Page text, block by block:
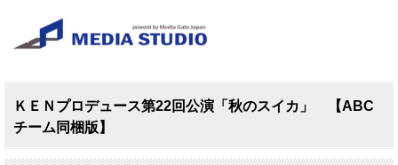
ＫＥＮプロデュース第22回公演「秋のスイカ」 【ABC
チーム同梱版】